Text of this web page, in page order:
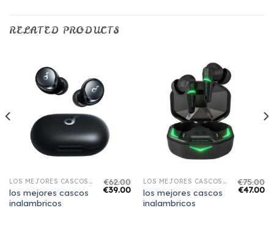
RELATED PRODUCTS
LOS MEJORES CASCOS INALAMBRICOS
los mejores cascos
inalambricos
€62.00
€39.00
LOS MEJORES CASCOS INALAMBRICOS
los mejores cascos
inalambricos
€75.00
€47.00